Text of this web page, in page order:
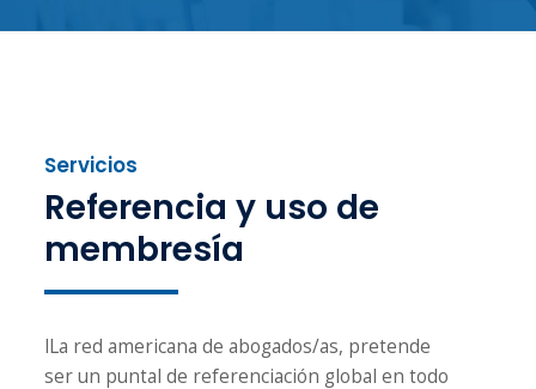
Servicios
Referencia y uso de
membresía
lLa red americana de abogados/as, pretende
ser un puntal de referenciación global en todo